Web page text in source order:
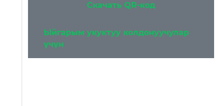
Скачать QR-код
Ыйгарым укуктуу колдонуучулар
үчүн